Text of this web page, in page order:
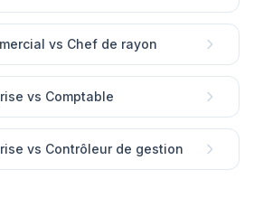
vs Chef de rayon
vs Comptable
vs Contrôleur de gestion